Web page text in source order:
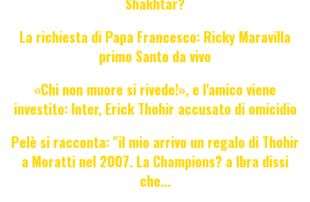
La richiesta di Papa Francesco: Ricky Maravilla
primo Santo da vivo
«Chi non muore si rivede!», e l'amico viene
investito: Inter, Erick Thohir accusato di omicidio
Pelè si racconta: "il mio arrivo un regalo di Thohir
a Moratti nel 2007. La Champions? a Ibra dissi
che...